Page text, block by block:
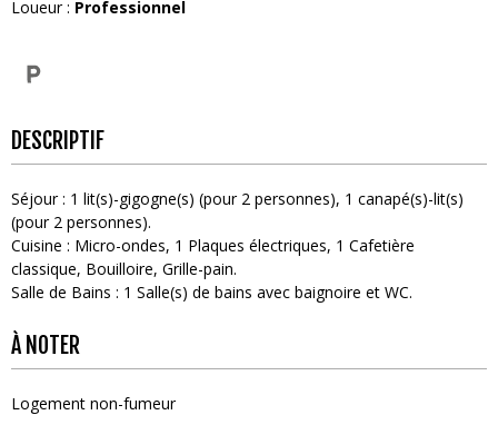
Loueur: Professionnel
DESCRIPTIF
Séjour: 1 lit(s)-gigogne(s) (pour 2 personnes) 1 canapé(s)-lit(s)
(pour 2 personnes)
Cuisine : Micro-ondes 1 Plaques électriques 1 Cafetière
classique Bouilloire Grille-pain
Salle de Bains : 1 Salle(s) de bains avec baignoire et WC
À NOTER
Logement non-fumeur